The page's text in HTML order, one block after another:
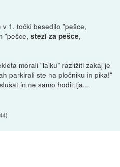
1. točki besedilo "pešce,
"pešce,stezi za pešce,
morali "laiku" razližiti zakaj je
parkirali ste na pločniku in pika!"
in ne samo hodit tja...
)